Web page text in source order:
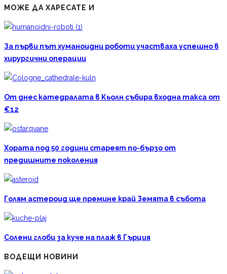
МОЖЕ ДА ХАРЕСАТЕ И
За първи път хуманоидни роботи участваха успешно в
хирургични операции
От днес катедралата в Кьолн събира входна такса от
€12
Хората под 50 години стареят по-бързо от
предишните поколения
Голям астероид ще премине край Земята в събота
Солени глоби за куче на плаж в Гърция
ВОДЕЩИ НОВИНИ